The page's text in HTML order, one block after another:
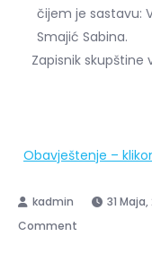
čijem je sastavu:
Smajić Sabina.
Zapisnik
Obavještenje –
31 Maja,
Comment